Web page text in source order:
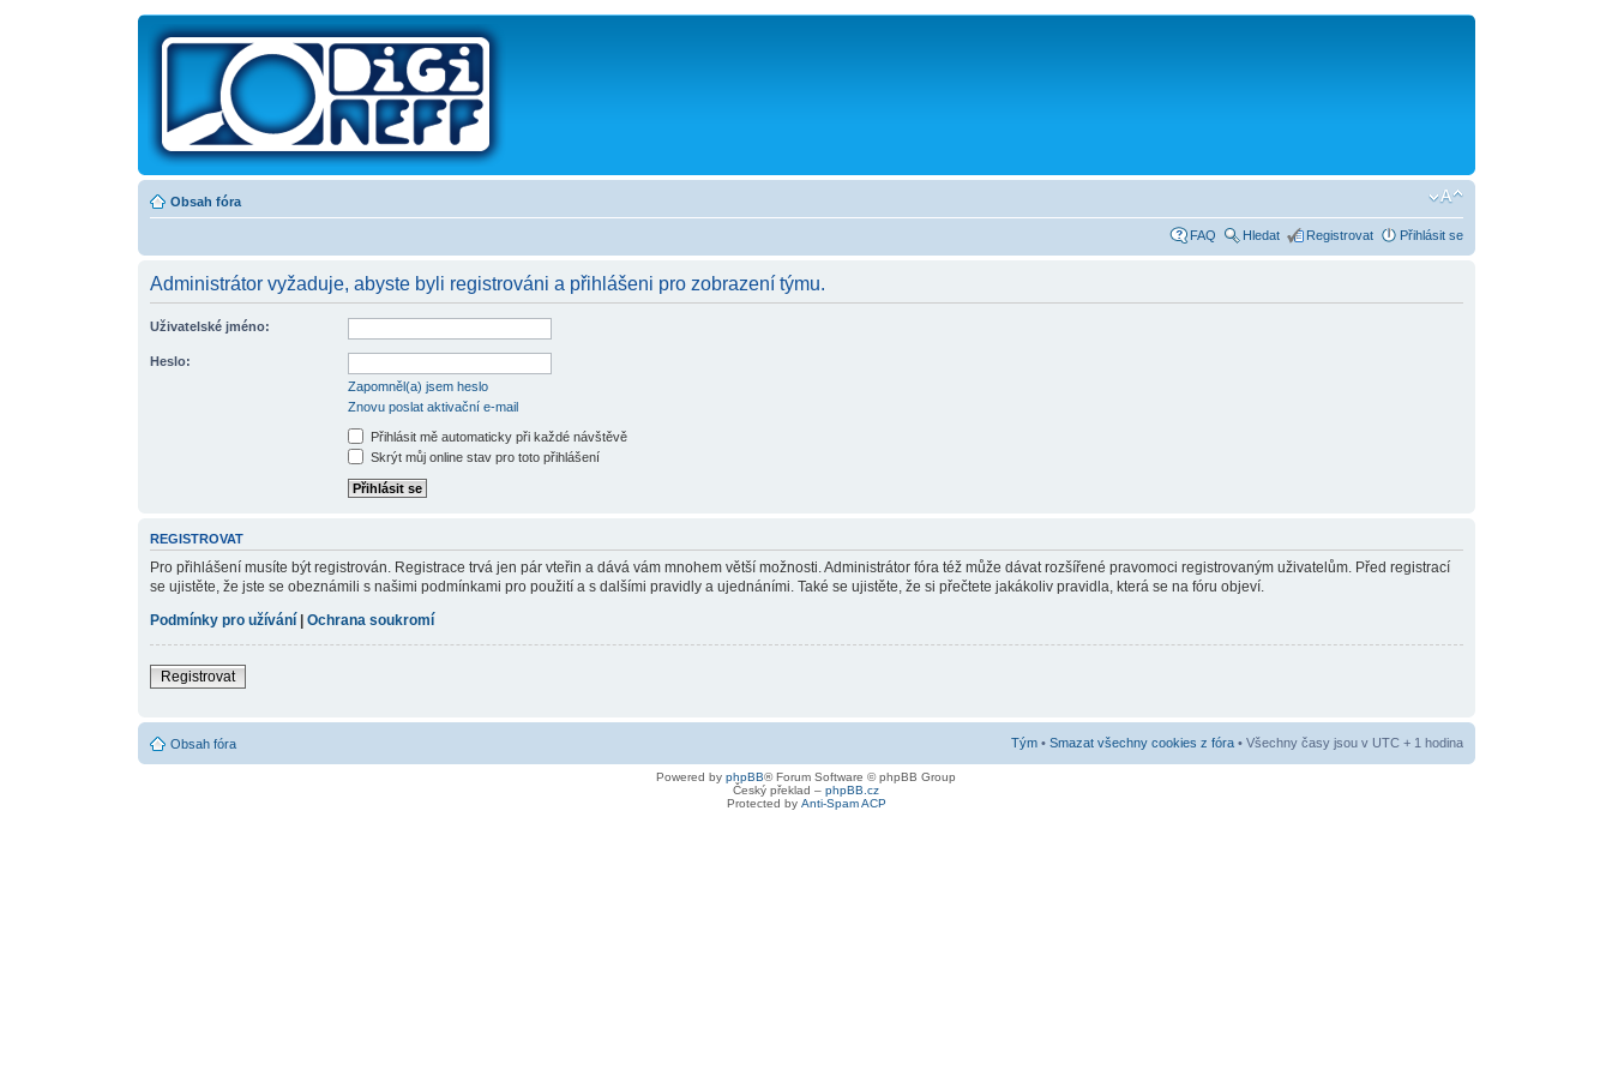
Obsah fóra
FAQ Hledat Registrovat Přihlásit se
Administrátor vyžaduje, abyste byli registrováni a přihlášeni pro zobrazení týmu.
Uživatelské jméno:
Heslo:
Zapomněl(a) jsem heslo
Znovu poslat aktivační e-mail
Přihlásit mě automaticky při každé návštěvě
Skrýt můj online stav pro toto přihlášení
REGISTROVAT
Pro přihlášení musíte být registrován. Registrace trvá jen pár vteřin a dává vám mnohem větší možnosti. Administrátor fóra též může dávat rozšířené pravomoci registrovaným uživatelům. Před registrací
se ujistěte, že jste se obeznámili s našimi podmínkami pro použití a s dalšími pravidly a ujednáními. Také se ujistěte, že si přečtete jakákoliv pravidla, která se na fóru objeví.
Podmínky pro užívání| Ochrana soukromí
Registrovat
Obsah fóra Tým• Smazat všechny cookies z fóra• Všechny časy jsou v UTC + 1 hodina
Powered by phpBB® Forum Software © phpBB Group
Český překlad – phpBB.cz
Protected by Anti-Spam ACP